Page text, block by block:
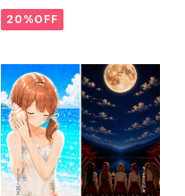
20%OFF